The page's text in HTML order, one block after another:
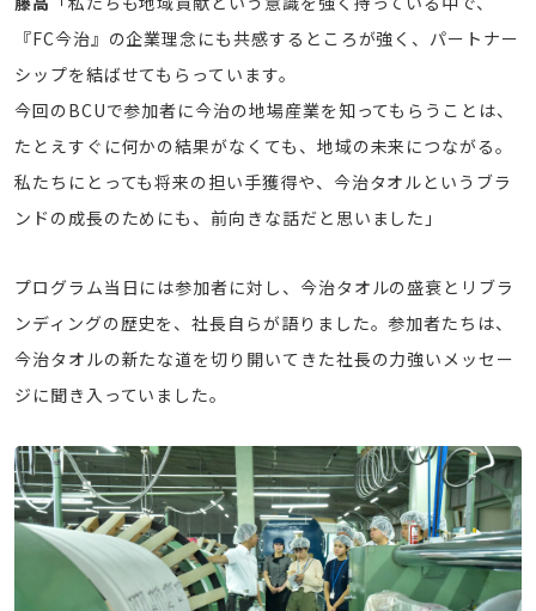
『FC今治』の企業理念にも共感するところが強く、パートナー
シップを結ばせてもらっています。
今回のBCUで参加者に今治の地場産業を知ってもらうことは、
たとえすぐに何かの結果がなくても、地域の未来につながる。
私たちにとっても将来の担い手獲得や、今治タオルというブラ
ンドの成長のためにも、前向きな話だと思いました」
プログラム当日には参加者に対し、今治タオルの盛衰とリブラ
ンディングの歴史を、社長自らが語りました。参加者たちは、
今治タオルの新たな道を切り開いてきた社長の力強いメッセー
ジに聞き入っていました。